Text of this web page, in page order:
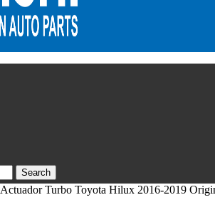
Search
Actuador Turbo Toyota Hilux 2016-2019